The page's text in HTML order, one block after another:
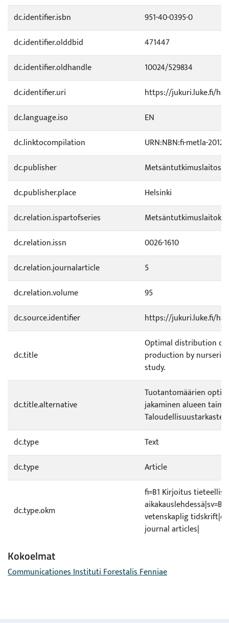
dc.identifier.isbn
951-40-0395-0
dc.identifier.olddbid
471447
dc.identifier.oldhandle
10024/529834
dc.identifier.uri
https://jukuri.luke.fi/
dc.language.iso
EN
dc.linktocompilation
URN:NBN:fi-metla-
dc.publisher
Metsäntutkimuslaitos
dc.publisher.place
Helsinki
dc.relation.ispartofseries
dc.relation.issn
0026-1610
dc.relation.journalarticle
5
dc.relation.volume
95
dc.source.identifier
https://jukuri.luke.fi/
dc.title
Optimal distribution of
production by
study.
dc.title.alternative
Tuotantomäärien
jakaminen alueen
dc.type
Text
dc.type
Article
dc.type.okm
fi=B1 Kirjoitus
vetenskaplig
journal articles|
Kokoelmat
Communicationes Instituti Forestalis Fenniae